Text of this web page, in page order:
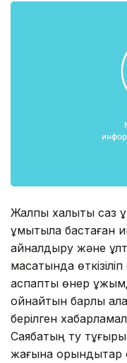
Жалпы халықтық саз
ұмытыла бастаған
айналдыру және
мақсатында
аспаптық өнер
ойнайтын барлық
берілген
Саябақтың ту
жағына орындықтар